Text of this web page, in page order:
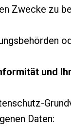
Zwecke zu
und
Daten: